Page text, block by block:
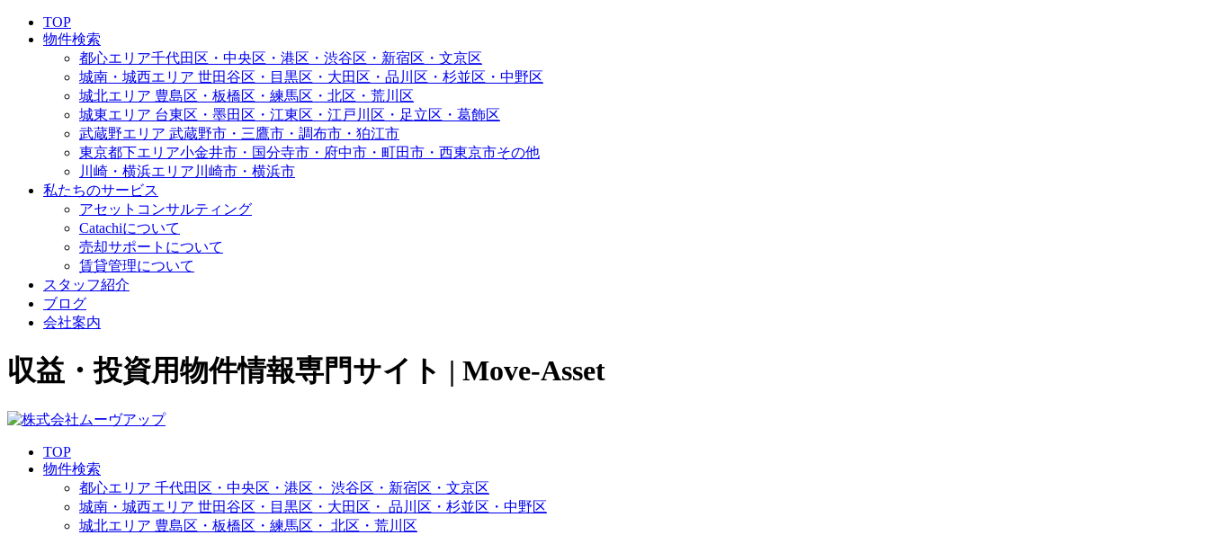
TOP
物件検索
都心エリア千代田区・中央区・港区・渋谷区・新宿区・文京区
城南・城西エリア 世田谷区・目黒区・大田区・品川区・杉並区・中野区
城北エリア 豊島区・板橋区・練馬区・北区・荒川区
城東エリア 台東区・墨田区・江東区・江戸川区・足立区・葛飾区
武蔵野エリア 武蔵野市・三鷹市・調布市・狛江市
東京都下エリア小金井市・国分寺市・府中市・町田市・西東京市その他
川崎・横浜エリア 川崎市・横浜市
私たちのサービス
アセットコンサルティング
Catachiについて
売却サポートについて
賃貸管理について
スタッフ紹介
ブログ
会社案内
収益・投資用物件情報専門サイト | Move-Asset
TOP
物件検索
都心エリア 千代田区・中央区・港区・ 渋谷区・新宿区・文京区
城南・城西エリア 世田谷区・目黒区・大田区・ 品川区・杉並区・中野区
城北エリア 豊島区・板橋区・練馬区・ 北区・荒川区